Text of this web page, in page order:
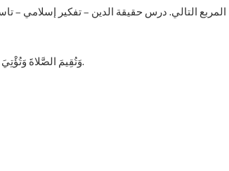
المربع التالي. درس حقيقة الدين – تفكير إسلامي –
وَتُقِيمَ الصَّلاةَ وَتُؤْتِيَ الزَّكَاةَ وَتَصُومَ رَمَضَانَ وَتَحُجَّ الْبَيْتَ إِنِ اسْتَطَعْتَ السَّبِيلَ. فَقَالَ الرَّجُلُ : صَدَقْتَ.